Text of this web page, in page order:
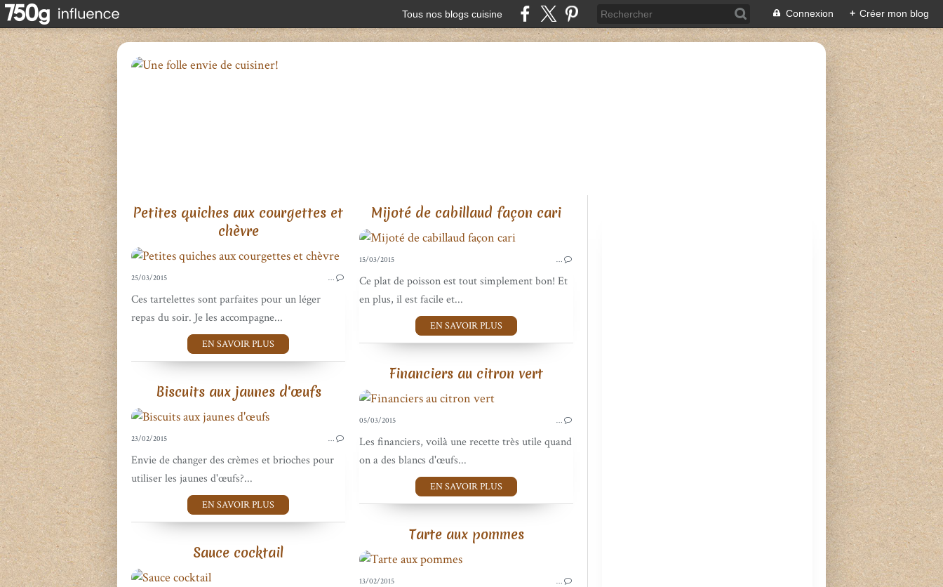
Tous nos blogs cuisine Connexion + Créer mon blog
Petites quiches aux courgettes et
chèvre
TARTES, QUICHES ET PIZZAS
25/03/2015 …
Ces tartelettes sont parfaites pour un léger
repas du soir. Je les accompagne...
EN SAVOIR PLUS
Mijoté de cabillaud façon cari
15/03/2015 …
Ce plat de poisson est tout simplement bon! Et
en plus, il est facile et...
EN SAVOIR PLUS
Financiers au citron vert
05/03/2015 …
Les financiers, voilà une recette très utile quand
on a des blancs d'œufs...
EN SAVOIR PLUS
Biscuits aux jaunes d'œufs
23/02/2015 …
Envie de changer des crèmes et brioches pour
utiliser les jaunes d'œufs?...
EN SAVOIR PLUS
Tarte aux pommes
13/02/2015 …
Sauce cocktail